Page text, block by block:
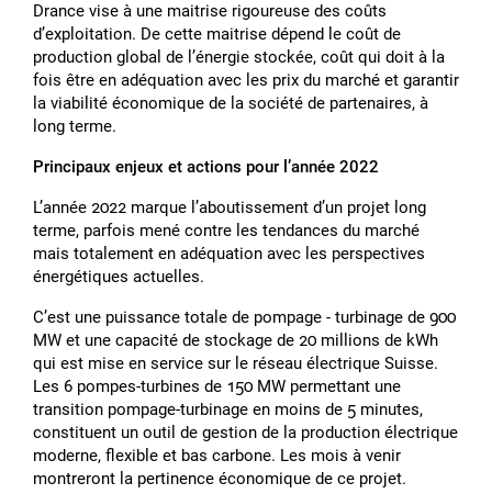
Drance vise à une maitrise rigoureuse des coûts
dʼexploitation. De cette maitrise dépend le coût de
production global de lʼénergie stockée, coût qui doit à la
fois être en adéquation avec les prix du marché et garantir
la viabilité économique de la société de partenaires, à
long terme.
Principaux enjeux et actions pour lʼannée 2022
Lʼannée 2022 marque lʼaboutissement dʼun projet long
terme, parfois mené contre les tendances du marché
mais totalement en adéquation avec les perspectives
énergétiques actuelles.
Cʼest une puissance totale de pompage - turbinage de 900
MW et une capacité de stockage de 20 millions de kWh
qui est mise en service sur le réseau électrique Suisse.
Les 6 pompes-turbines de 150 MW permettant une
transition pompage-turbinage en moins de 5 minutes,
constituent un outil de gestion de la production électrique
moderne, flexible et bas carbone. Les mois à venir
montreront la pertinence économique de ce projet.